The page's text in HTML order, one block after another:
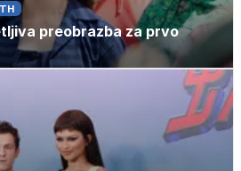
preobrazba za prvo